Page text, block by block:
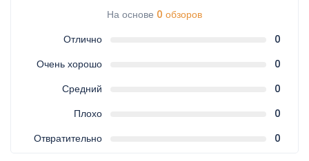
На основе 0 обзоров
Отлично
0
Очень хорошо
0
Средний
0
Плохо
0
Отвратительно
0